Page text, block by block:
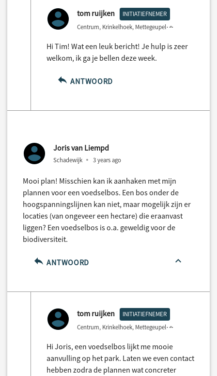
tom ruijken INITIATIEFNEMER
Centrum, Krinkelhoek, Mettegeupel
Hi Tim! Wat een leuk bericht! Je hulp is zeer
welkom, ik ga je bellen deze week.
ANTWOORD
Joris van Liempd
Schadewijk 3 years ago
Mooi plan! Misschien kan ik aanhaken met mijn
plannen voor een voedselbos. Een bos onder de
hoogspanningslijnen kan niet, maar mogelijk zijn er
locaties (van ongeveer een hectare) die eraanvast
liggen? Een voedselbos is o.a. geweldig voor de
biodiversiteit.
ANTWOORD
tom ruijken INITIATIEFNEMER
Centrum, Krinkelhoek, Mettegeupel
Hi Joris, een voedselbos lijkt me mooie
aanvulling op het park. Laten we even contact
hebben zodra de plannen wat concreter